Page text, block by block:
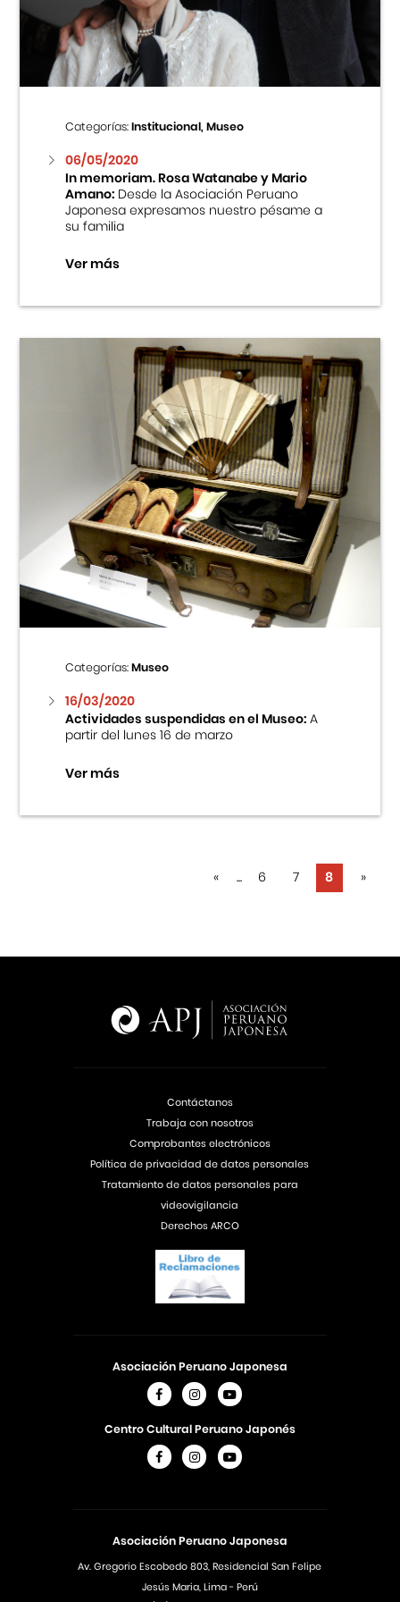
Centro Cultural Peruano Japonés
Cursos
Museo de la Inmigración Japonesa
Fondo Editorial
Teatro Peruano Japonés
Categorías:Institucional, Museo
06/05/2020
In memoriam. Rosa Watanabe y Mario
Amano:Desde la Asociación Peruano
Japonesa expresamos nuestro pésame a
su familia
Ver más
Categorías:Museo
16/03/2020
Actividades suspendidas en el Museo:A
partir del lunes 16 de marzo
Ver más
« ... 6 7 8 »
Asociación Peruano Japonesa
Av. Gregorio Escobedo 803, Residencial San Felipe
Jesús Maria, Lima - Perú
Asociación Peruano Japonesa
Centro Cultural Peruano Japonés
Contáctanos
Trabaja con nosotros
Comprobantes electrónicos
Política de privacidad de datos personales
Tratamiento de datos personales para
videovigilancia
Derechos ARCO